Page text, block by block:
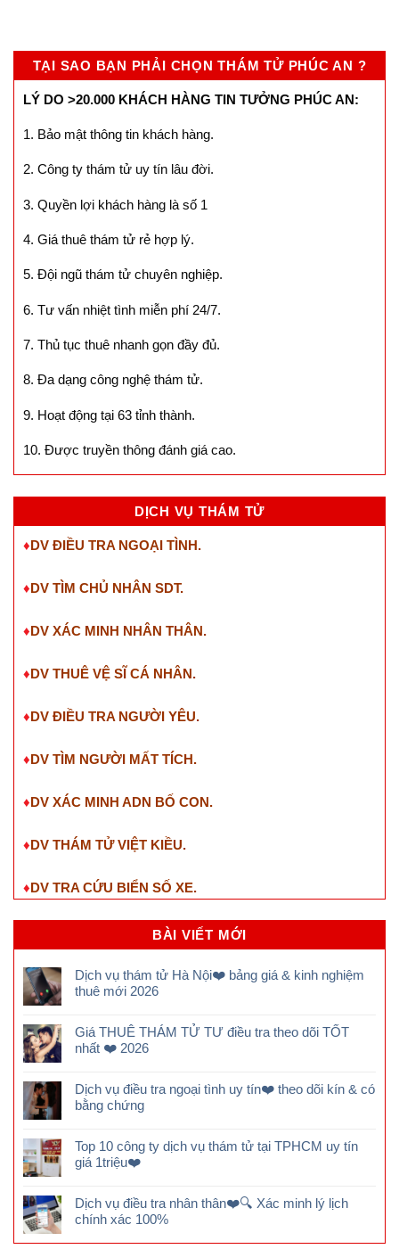
TẠI SAO BẠN PHẢI CHỌN THÁM TỬ PHÚC AN ?
LÝ DO >20.000 KHÁCH HÀNG TIN TƯỞNG PHÚC AN:
1. Bảo mật thông tin khách hàng.
2. Công ty thám tử uy tín lâu đời.
3. Quyền lợi khách hàng là số 1
4. Giá thuê thám tử rẻ hợp lý.
5. Đội ngũ thám tử chuyên nghiệp.
6. Tư vấn nhiệt tình miễn phí 24/7.
7. Thủ tục thuê nhanh gọn đầy đủ.
8. Đa dạng công nghệ thám tử.
9. Hoạt động tại 63 tỉnh thành.
10. Được truyền thông đánh giá cao.
DỊCH VỤ THÁM TỬ
♦DV ĐIỀU TRA NGOẠI TÌNH.
♦DV TÌM CHỦ NHÂN SDT.
♦DV XÁC MINH NHÂN THÂN.
♦DV THUÊ VỆ SĨ CÁ NHÂN.
♦DV ĐIỀU TRA NGƯỜI YÊU.
♦DV TÌM NGƯỜI MẤT TÍCH.
♦DV XÁC MINH ADN BỐ CON.
♦DV THÁM TỬ VIỆT KIỀU.
♦DV TRA CỨU BIỂN SỐ XE.
BÀI VIẾT MỚI
Dịch vụ thám tử Hà Nội❤️ bảng giá & kinh nghiệm
thuê mới 2026
Giá THUÊ THÁM TỬ TƯ điều tra theo dõi TỐT
nhất ❤️ 2026
Dịch vụ điều tra ngoại tình uy tín❤️ theo dõi kín & có
bằng chứng
Top 10 công ty dịch vụ thám tử tại TPHCM uy tín
giá 1triệu❤️
Dịch vụ điều tra nhân thân❤️🔍 Xác minh lý lịch
chính xác 100%